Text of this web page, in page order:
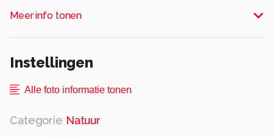
aan het frisse groene blad.
Meer info tonen
Instellingen
Alle foto informatie tonen
Categorie Natuur